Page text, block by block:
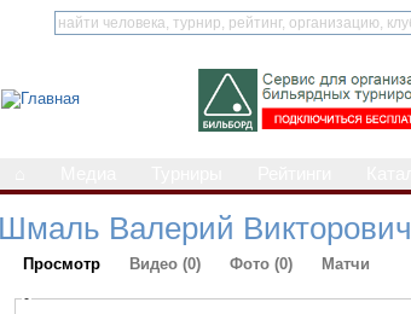
Шмаль Валерий Викторович
Просмотр Видео (0) Фото (0) Матчи
-